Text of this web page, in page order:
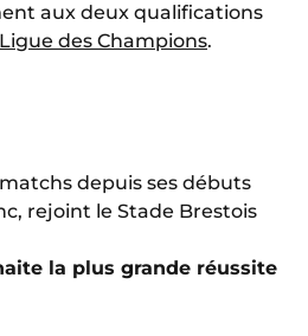
aux deux qualifications
des Champions.
depuis ses débuts
rejoint le Stade Brestois
la plus grande réussite